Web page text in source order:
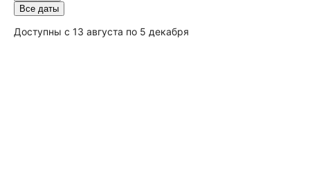
Все даты
Доступны с 13 августа по 5 декабря